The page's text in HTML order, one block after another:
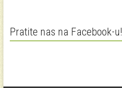
Pratite nas na Facebook-u!